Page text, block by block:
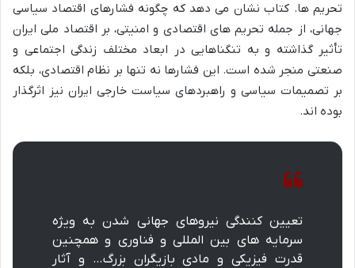
تحریم ها. کتاب نشان می دهد که چگونه فشارهای اقتصاد سیاسی
جهانی، از جمله تحریم های اقتصادی و امنیتی، بر اقتصاد ملی ایران
تأثیر گذاشته و به تنگناهایی در ابعاد مختلف زندگی اجتماعی و
صنعتی منجر شده است. این فشارها نه تنها بر نظام اقتصادی، بلکه
بر تصمیمات سیاسی و راهبردهای سیاست خارجی ایران نیز اثرگذار
بوده اند.
تعیین کنندگی نیروهای جهانی شدن به ویژه
سرمایه های بین المللی و فناوری و همچنین
قدرت فیزیکی و مادی بازیگران بزرگ… و آثار